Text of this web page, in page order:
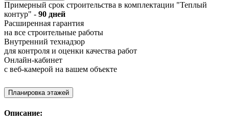
Примерный срок строительства в комплектации "Теплый
контур" - 90 дней
Расширенная гарантия
на все строительные работы
Внутренний технадзор
для контроля и оценки качества работ
Онлайн-кабинет
с веб-камерой на вашем объекте
Планировка этажей
Описание: